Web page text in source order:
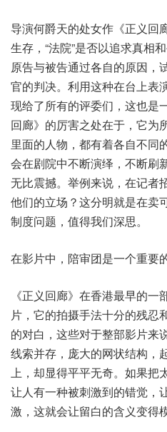
导演何爵天的处女作《正义回
生存，“法院”是否以追求真相
原告与被告通过各自的原因，
官的判决。利用这种在台上表
现给了所有的评委们，这也是
回廊》的厉害之处在于，它为
里面的人物，都有着各自不同
会在剧院中不断演绎，不断刷
无比震撼。举例来说，在记者
他们的立场？这分明就是在卖
制度问题，值得我们深思。
在影片中，陪审团是一个重要
《正义回廊》在香港最早的
片，它的拍摄手法十分的残忍
的对白，这些对于整部影片来
线索并存，庞大的网状结构，
上，却显得平平无奇。如果把
让人有一种被刺激到的错觉，
激，这就会让留白的含义变得